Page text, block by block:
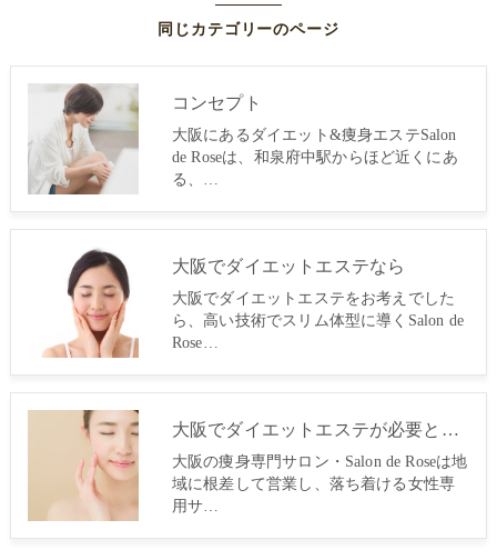
同じカテゴリーのページ
コンセプト
大阪にあるダイエット&痩身エステSalon
de Roseは、和泉府中駅からほど近くにあ
る、…
大阪でダイエットエステなら
大阪でダイエットエステをお考えでした
ら、高い技術でスリム体型に導くSalon de
Rose…
大阪でダイエットエステが必要とされる理由
大阪の痩身専門サロン・Salon de Roseは地
域に根差して営業し、落ち着ける女性専
用サ…